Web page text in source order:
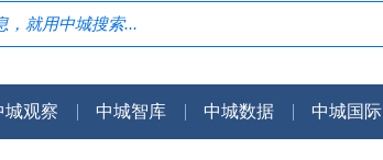
城观察 中城智库 中城数据 中城国际